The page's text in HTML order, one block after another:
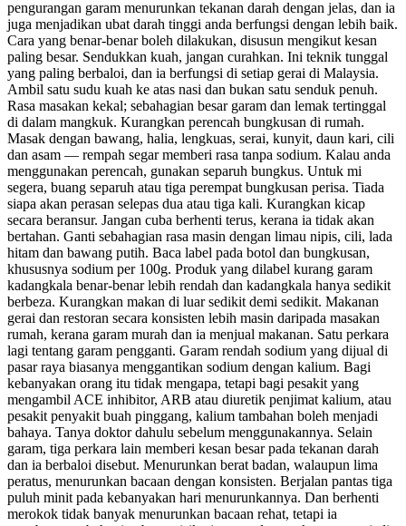
pengurangan garam menurunkan tekanan darah dengan jelas, dan ia
juga menjadikan ubat darah tinggi anda berfungsi dengan lebih baik.
Cara yang benar-benar boleh dilakukan, disusun mengikut kesan
paling besar. Sendukkan kuah, jangan curahkan. Ini teknik tunggal
yang paling berbaloi, dan ia berfungsi di setiap gerai di Malaysia.
Ambil satu sudu kuah ke atas nasi dan bukan satu senduk penuh.
Rasa masakan kekal; sebahagian besar garam dan lemak tertinggal
di dalam mangkuk. Kurangkan perencah bungkusan di rumah.
Masak dengan bawang, halia, lengkuas, serai, kunyit, daun kari, cili
dan asam — rempah segar memberi rasa tanpa sodium. Kalau anda
menggunakan perencah, gunakan separuh bungkus. Untuk mi
segera, buang separuh atau tiga perempat bungkusan perisa. Tiada
siapa akan perasan selepas dua atau tiga kali. Kurangkan kicap
secara beransur. Jangan cuba berhenti terus, kerana ia tidak akan
bertahan. Ganti sebahagian rasa masin dengan limau nipis, cili, lada
hitam dan bawang putih. Baca label pada botol dan bungkusan,
khususnya sodium per 100g. Produk yang dilabel kurang garam
kadangkala benar-benar lebih rendah dan kadangkala hanya sedikit
berbeza. Kurangkan makan di luar sedikit demi sedikit. Makanan
gerai dan restoran secara konsisten lebih masin daripada masakan
rumah, kerana garam murah dan ia menjual makanan. Satu perkara
lagi tentang garam pengganti. Garam rendah sodium yang dijual di
pasar raya biasanya menggantikan sodium dengan kalium. Bagi
kebanyakan orang itu tidak mengapa, tetapi bagi pesakit yang
mengambil ACE inhibitor, ARB atau diuretik penjimat kalium, atau
pesakit penyakit buah pinggang, kalium tambahan boleh menjadi
bahaya. Tanya doktor dahulu sebelum menggunakannya. Selain
garam, tiga perkara lain memberi kesan besar pada tekanan darah
dan ia berbaloi disebut. Menurunkan berat badan, walaupun lima
peratus, menurunkan bacaan dengan konsisten. Berjalan pantas tiga
puluh minit pada kebanyakan hari menurunkannya. Dan berhenti
merokok tidak banyak menurunkan bacaan rehat, tetapi ia